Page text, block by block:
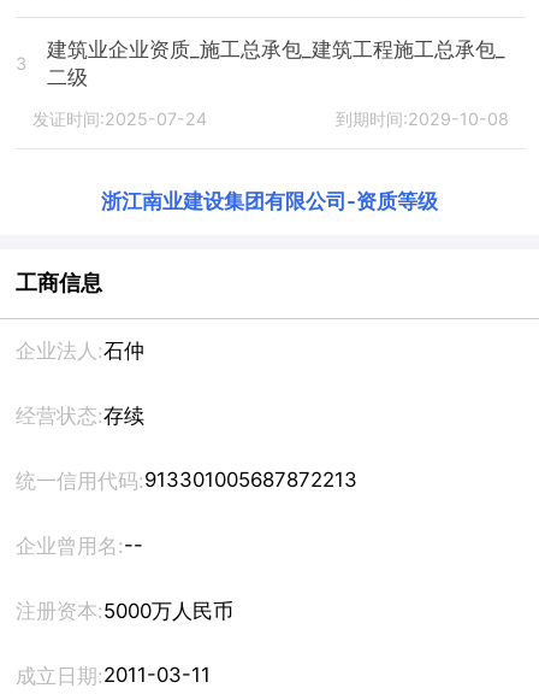
3
建筑业企业资质_施工总承包_建筑工程施工总承包_
二级
发证时间:2025-07-24 到期时间:2029-10-08
浙江南业建设集团有限公司 -资质等级
工商信息
企业法人:石仲
经营状态:存续
统一信用代码:913301005687872213
企业曾用名:--
注册资本:5000万人民币
成立日期:2011-03-11